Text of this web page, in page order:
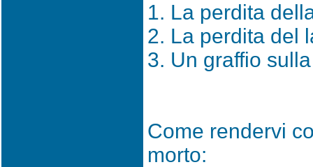
1. La perdita
2. La perdita del
3. Un graffio
Come rendervi
morto: